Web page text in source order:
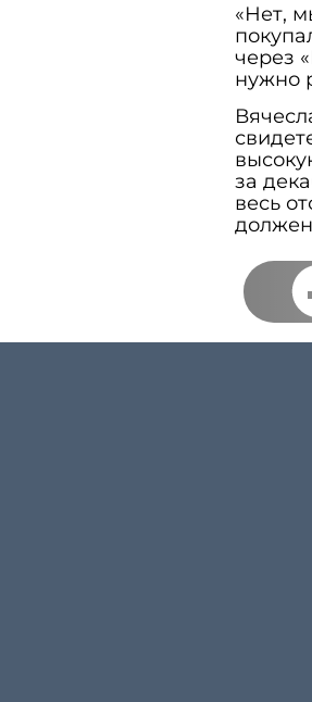
«Нет,
через
нужно
за
весь
должен